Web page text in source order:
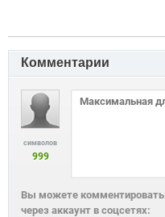
Комментарии
символов
999
Вы можете комментировать
через аккаунт в соцсетях: